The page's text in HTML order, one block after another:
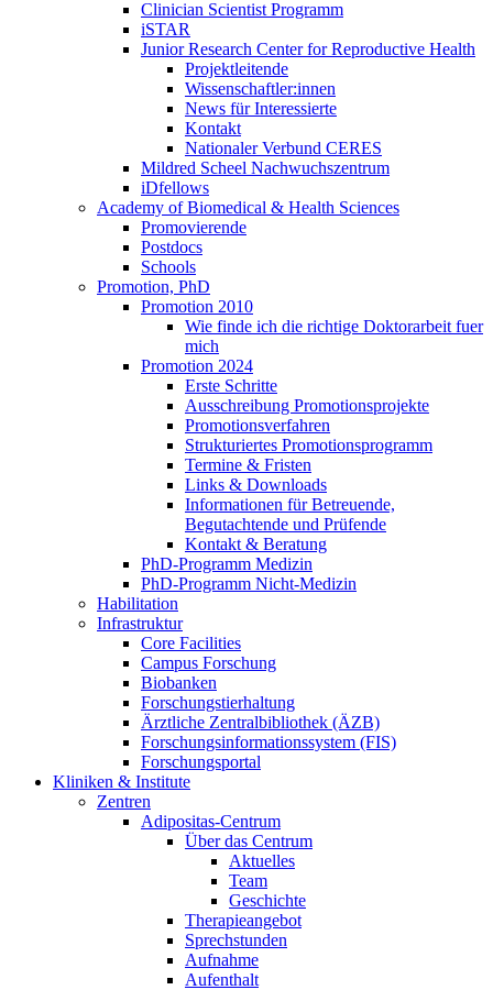
Clinician Scientist Programm
iSTAR
Junior Research Center for Reproductive Health
Projektleitende
Wissenschaftler:innen
News für Interessierte
Kontakt
Nationaler Verbund CERES
Mildred Scheel Nachwuchszentrum
iDfellows
Academy of Biomedical & Health Sciences
Promovierende
Postdocs
Schools
Promotion, PhD
Promotion 2010
Wie finde ich die richtige Doktorarbeit fuer
mich
Promotion 2024
Erste Schritte
Ausschreibung Promotionsprojekte
Promotionsverfahren
Strukturiertes Promotionsprogramm
Termine & Fristen
Links & Downloads
Informationen für Betreuende,
Begutachtende und Prüfende
Kontakt & Beratung
PhD-Programm Medizin
PhD-Programm Nicht-Medizin
Habilitation
Infrastruktur
Core Facilities
Campus Forschung
Biobanken
Forschungstierhaltung
Ärztliche Zentralbibliothek (ÄZB)
Forschungsinformationssystem (FIS)
Forschungsportal
Kliniken & Institute
Zentren
Adipositas-Centrum
Über das Centrum
Aktuelles
Team
Geschichte
Therapieangebot
Sprechstunden
Aufnahme
Aufenthalt